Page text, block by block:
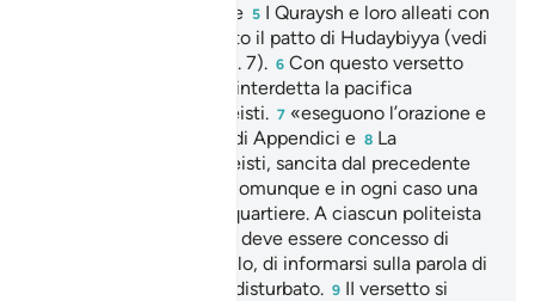
suoi riti vedi Appendice 5 I Quraysh e loro alleati con
i quali era stato stipulato il patto di Hudaybiyya (vedi
nota al successivo vers. 7). 6 Con questo versetto
viene definitivamente interdetta la pacifica
convivenza con i politeisti. 7 «eseguono l’orazione e
pagano la decima»: vedi Appendici e 8 La
dissociazione dai politeisti, sancita dal precedente
vers. non presuppone comunque e in ogni caso una
lotta spietata e senza quartiere. A ciascun politeista
che ne faccia richiesta deve essere concesso di
godere del diritto di asilo, di informarsi sulla parola di
Allah e di andarsene indisturbato. 9 II versetto si